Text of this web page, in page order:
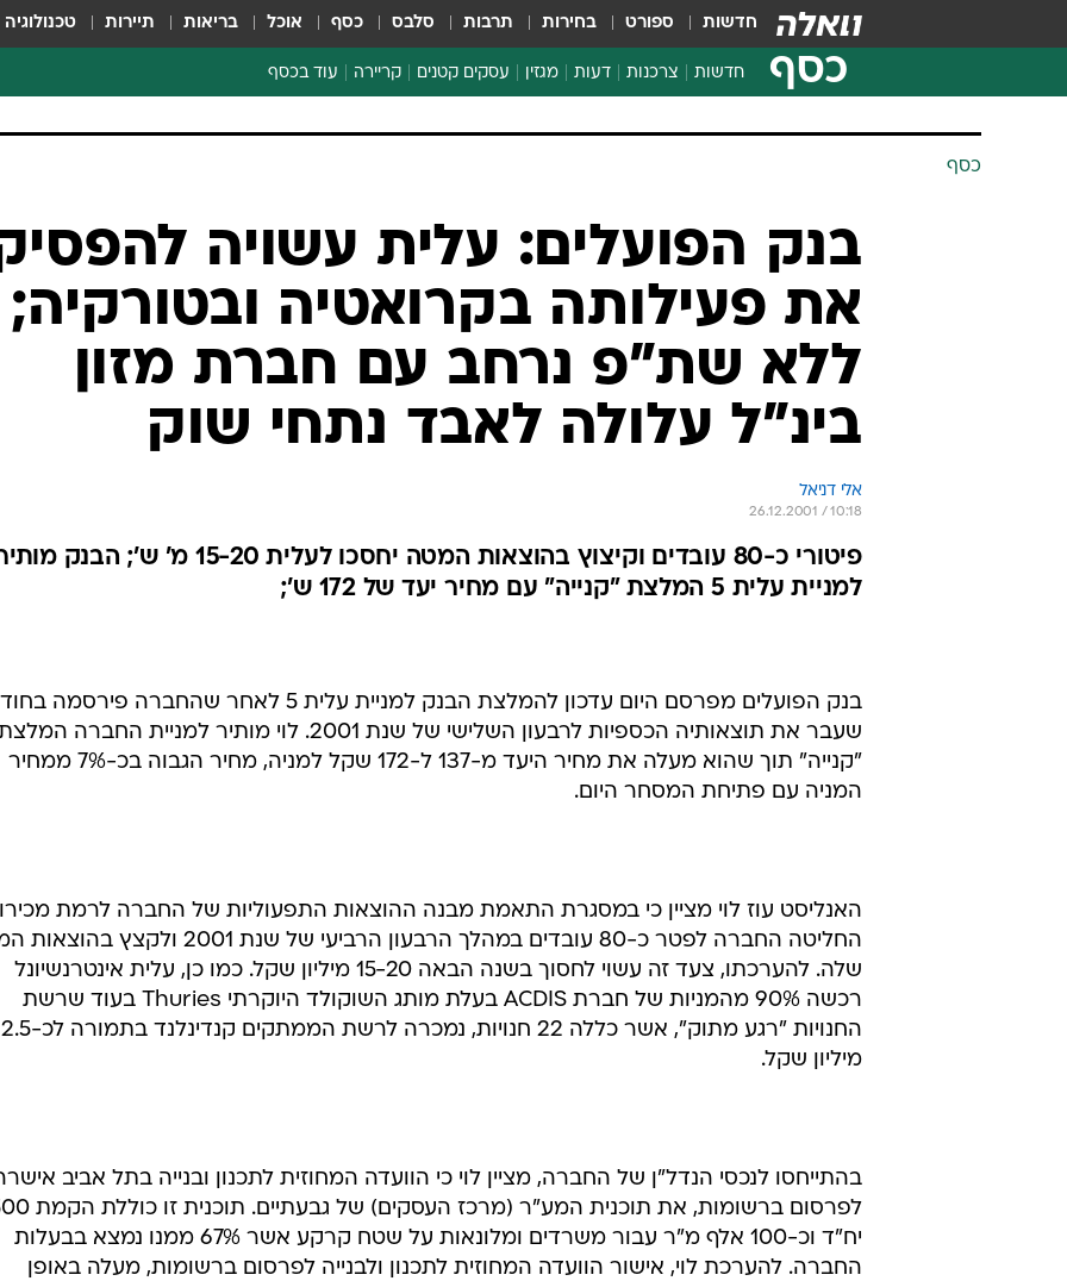
חדשות ספורט בחירות תרבות סלבס כסף אוכל בריאות תיירות טכנולוגיה
כסף חדשות צרכנות
השוואת מחירים
צרכנות פיננסית
דעות מגזין עסקים קטנים קריירה עוד בכסף
ספורט ביזנס
כסף
בנק הפועלים: עלית עשויה
את פעילותה בקרואטיה ובטורקיה;
ללא שת"פ נרחב עם חברת מזון
בינ"ל עלולה לאבד נתחי שוק
אלי דניאל
26.12.2001 / 10:18
פיטורי כ-80 עובדים וקיצוץ בהוצאות המטה יחסכו לעלית 15-20 מ' ש'; הבנק
למניית עלית 5 המלצת "קנייה" עם מחיר יעד של 172 ש';
בנק הפועלים מפרסם היום עדכון להמלצת הבנק למניית עלית 5 לאחר שהחברה פירסמה
שעבר את תוצאותיה הכספיות לרבעון השלישי של שנת 2001. לוי מותיר למניית החברה
"קנייה" תוך שהוא מעלה את מחיר היעד מ-137 ל-172 שקל למניה, מחיר הגבוה בכ-7% ממחיר
המניה עם פתיחת המסחר היום.
האנליסט עוז לוי מציין כי במסגרת התאמת מבנה ההוצאות התפעוליות של החברה לרמת
החליטה החברה לפטר כ-80 עובדים במהלך הרבעון הרביעי של שנת 2001
שלה. להערכתו, צעד זה עשוי לחסוך בשנה הבאה 15-20 מיליון שקל. כמו כן, עלית אינטרנשיונל
רכשה 90% מהמניות של חברת ACDIS בעלת מותג השוקולד היוקרתי Thuries בעוד שרשת
החנויות "רגע מתוק", אשר כללה 22 חנויות, נמכרה לרשת הממתקים קנדינלנד בתמורה לכ-2.5
מיליון שקל.
בהתייחסו לנכסי הנדל"ן של החברה, מציין לוי כי הוועדה המחוזית לתכנון ובנייה בתל אביב
לפרסום ברשומות, את תוכנית המע"ר (מרכז העסקים) של
יח"ד וכ-100 אלף מ"ר עבור משרדים ומלונאות על שטח קרקע אשר 67% ממנו נמצא בבעלות
החברה. להערכת לוי, אישור הוועדה המחוזית לתכנון ולבנייה לפרסום ברשומות, מעלה באופן